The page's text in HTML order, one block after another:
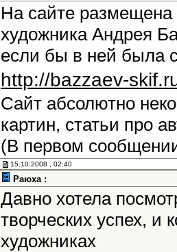
На сайте размещена
художника Андрея
если бы в ней была
http://bazzaev-
Сайт абсолютно
картин, статьи про
(В первом
15.10.2008 , 02:40
Раюха :
Давно хотела
творческих успех,
художниках